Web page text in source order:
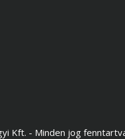
Kft. - Minden jog